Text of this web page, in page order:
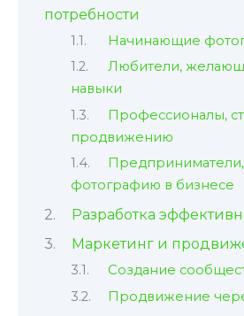
потребности
Начинающие
Любители,
навыки
Профессионалы,
продвижению
фотографию в бизнесе
Разработка
Маркетинг и
Создание
Продвижение